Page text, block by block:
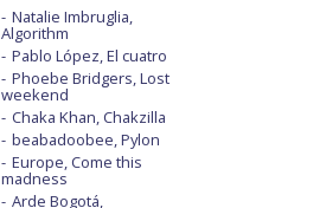
Natalie Imbruglia,
Algorithm
Pablo López, El cuatro
Phoebe Bridgers, Lost
weekend
Chaka Khan, Chakzilla
beabadoobee, Pylon
Europe, Come this
madness
Arde Bogotá,